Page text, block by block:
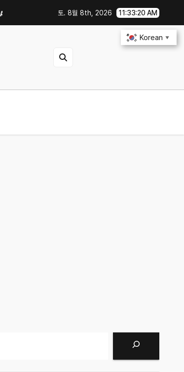
터 디지털 키까지, 지금 확인할 것은? 연비 30% 올리는 운
토. 8월 8th, 2026 11:33:21 AM
Korean ▼